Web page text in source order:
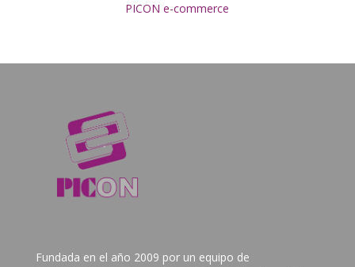
PICON e-commerce
Fundada en el año 2009 por un equipo de